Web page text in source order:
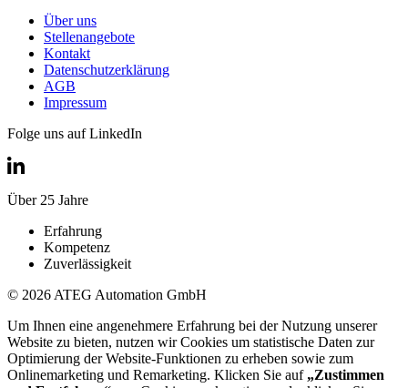
Über uns
Stellenangebote
Kontakt
Datenschutzerklärung
AGB
Impressum
Folge uns auf LinkedIn
Über 25 Jahre
Erfahrung
Kompetenz
Zuverlässigkeit
© 2026 ATEG Automation GmbH
Um Ihnen eine angenehmere Erfahrung bei der Nutzung unserer
Website zu bieten, nutzen wir Cookies um statistische Daten zur
Optimierung der Website-Funktionen zu erheben sowie zum
Onlinemarketing und Remarketing. Klicken Sie auf „Zustimmen